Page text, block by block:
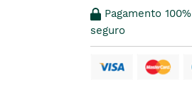
Pagamento 100%
seguro